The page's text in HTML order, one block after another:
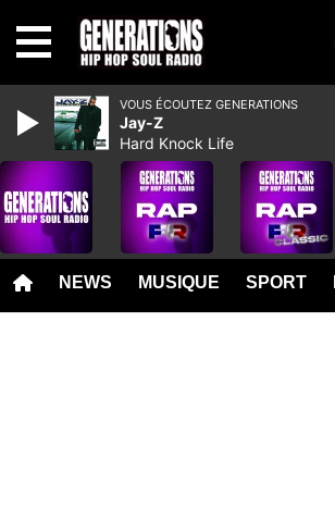
NEWS MUSIQUE SPORT
VOUS ÉCOUTEZ GENERATIONS
Jay-Z
Hard Knock Life